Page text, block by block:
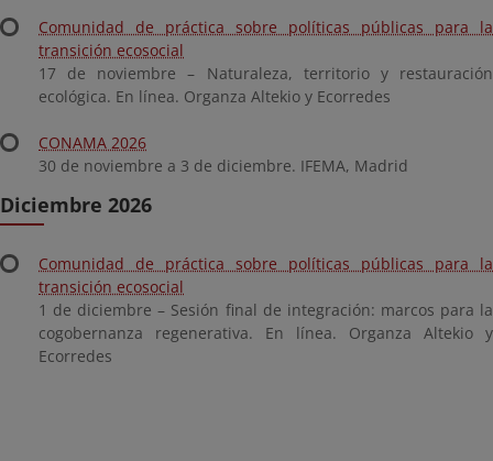
Comunidad de práctica sobre políticas públicas para la
transición ecosocial
17 de noviembre – Naturaleza, territorio y restauración
ecológica. En línea. Organza Altekio y Ecorredes
CONAMA 2026
30 de noviembre a 3 de diciembre. IFEMA, Madrid
Diciembre 2026
Comunidad de práctica sobre políticas públicas para la
transición ecosocial
1 de diciembre – Sesión final de integración: marcos para la
cogobernanza regenerativa. En línea. Organza Altekio y
Ecorredes